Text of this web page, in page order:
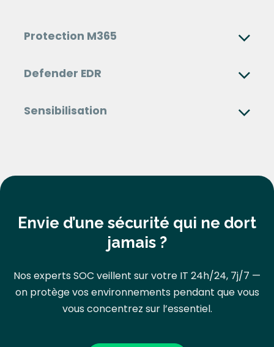
Protection M365
Defender EDR
Sensibilisation
Envie d’une sécurité qui ne dort
jamais ?
Nos experts SOC veillent sur votre IT 24h/24, 7j/7 —
on protège vos environnements pendant que vous
vous concentrez sur l’essentiel.